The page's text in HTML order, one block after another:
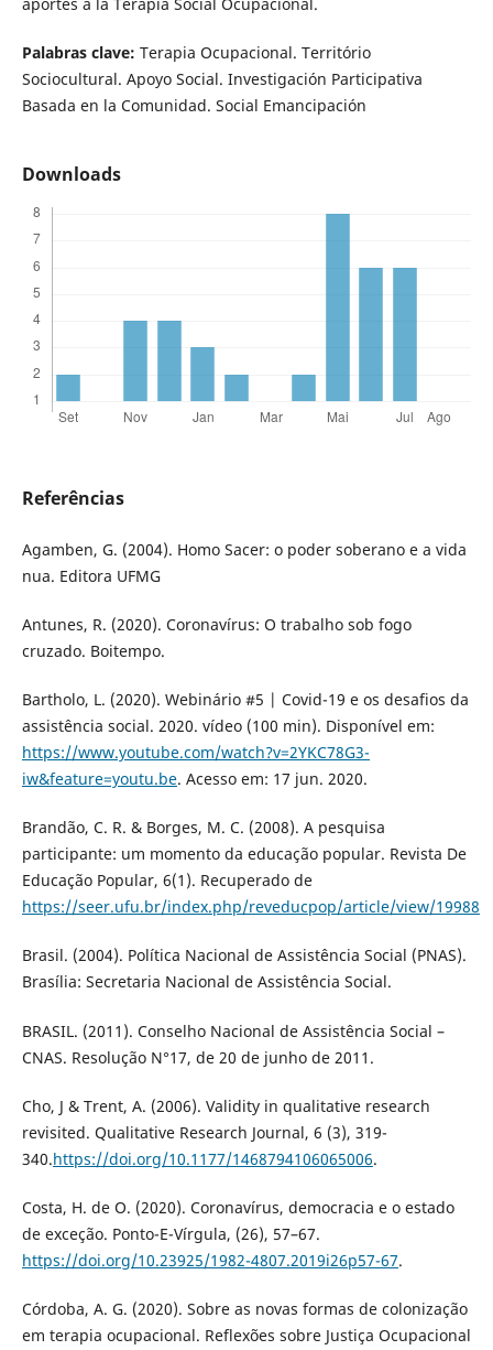
aportes a la Terapia Social Ocupacional.
Palabras clave: Terapia Ocupacional. Território
Sociocultural. Apoyo Social. Investigación Participativa
Basada en la Comunidad. Social Emancipación
Downloads
Referências
Agamben, G. (2004). Homo Sacer: o poder soberano e a vida
nua. Editora UFMG
Antunes, R. (2020). Coronavírus: O trabalho sob fogo
cruzado. Boitempo.
Bartholo, L. (2020). Webinário #5 | Covid-19 e os desafios da
assistência social. 2020. vídeo (100 min). Disponível em:
https://www.youtube.com/watch?v=2YKC78G3-
iw&feature=youtu.be. Acesso em: 17 jun. 2020.
Brandão, C. R. & Borges, M. C. (2008). A pesquisa
participante: um momento da educação popular. Revista De
Educação Popular, 6(1). Recuperado de
https://seer.ufu.br/index.php/reveducpop/article/view/19988
Brasil. (2004). Política Nacional de Assistência Social (PNAS).
Brasília: Secretaria Nacional de Assistência Social.
BRASIL. (2011). Conselho Nacional de Assistência Social –
CNAS. Resolução N°17, de 20 de junho de 2011.
Cho, J & Trent, A. (2006). Validity in qualitative research
revisited. Qualitative Research Journal, 6 (3), 319-
340.https://doi.org/10.1177/1468794106065006.
Costa, H. de O. (2020). Coronavírus, democracia e o estado
de exceção. Ponto-E-Vírgula, (26), 57–67.
https://doi.org/10.23925/1982-4807.2019i26p57-67.
Córdoba, A. G. (2020). Sobre as novas formas de colonização
em terapia ocupacional. Reflexões sobre Justiça Ocupacional